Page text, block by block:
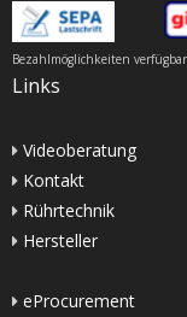
Bezahlmöglichkeiten
Links
Videoberatung
Kontakt
Rührtechnik
Hersteller
eProcurement